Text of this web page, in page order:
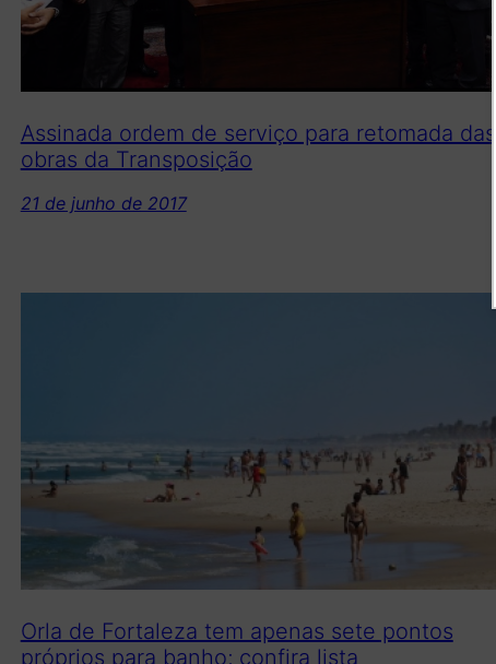
Assinada ordem de serviço para retomada das
obras da Transposição
21 de junho de 2017
Orla de Fortaleza tem apenas sete pontos
próprios para banho; confira lista